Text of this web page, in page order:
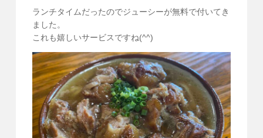
ランチタイムだったのでジューシーが無料で付いてき
ました。
これも嬉しいサービスですね(^^)